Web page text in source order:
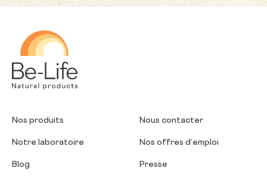
Nos produits
Notre laboratoire
Blog
Nous contacter
Nos offres d’emploi
Presse